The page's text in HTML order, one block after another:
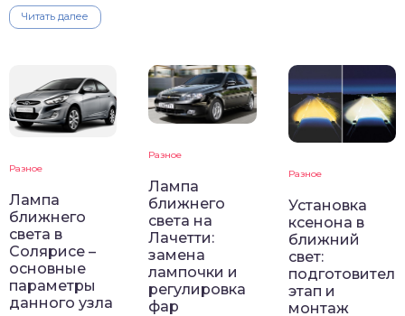
Читать далее
Разное
Лампа
ближнего
света в
Солярисе –
основные
параметры
данного узла
Разное
Лампа
ближнего
света на
Лачетти:
замена
лампочки и
регулировка
фар
Разное
Установка
ксенона в
ближний
свет:
этап и
монтаж